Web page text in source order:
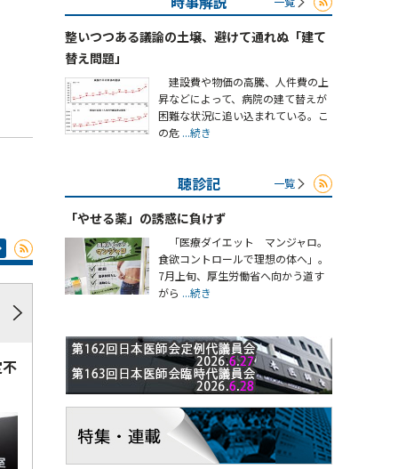
整いつつある議論の土壌、避けて通れぬ「建て
替え問題」
建設費や物価の高騰、人件費の上
昇などによって、病院の建て替えが
困難な状況に追い込まれている。こ
の危 ...続き
聴診記 一覧
「やせる薬」の誘惑に負けず
「医療ダイエット マンジャロ。
食欲コントロールで理想の体へ」。
7月上旬、厚生労働省へ向かう道す
がら ...続き